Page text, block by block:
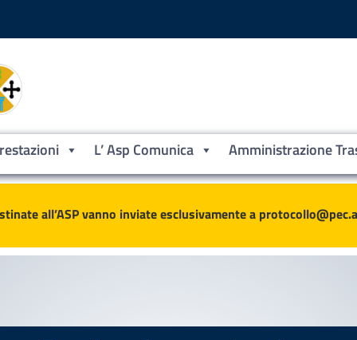
L’ Asp Comunica Amministrazione
all’ASP vanno inviate esclusivamente a